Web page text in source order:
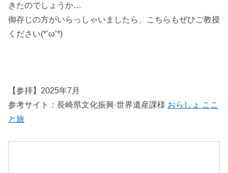
きたのでしょうか…
御存じの方がいらっしゃいましたら、こちらもぜひご教授
ください(*’ω’*)
【参拝】2025年7月
参考サイト：長崎県文化振興·世界遺産課様 おらしょ ここ
と旅